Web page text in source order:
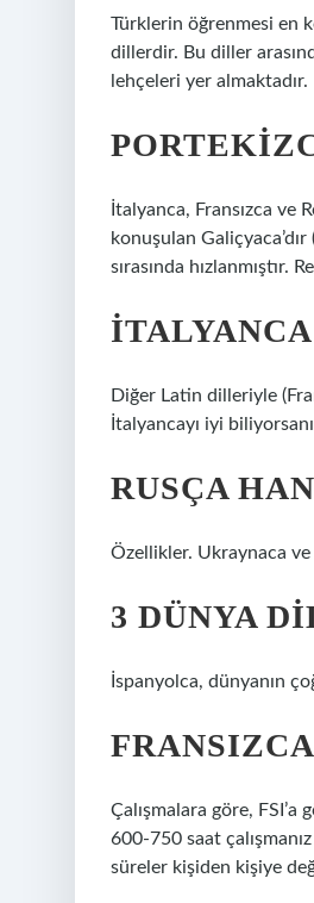
Türklerin öğrenmesi en
dillerdir. Bu diller
lehçeleri yer almaktadır.
İtalyanca, Fransızca ve
konuşulan
sırasında hızlanmıştır.
Diğer Latin dilleriyle
İtalyancayı iyi
RUSÇA
Özellikler. Ukraynaca ve
3 DÜNYA
İspanyolca, dünyanın
Çalışmalara göre,
600-750 saat
süreler kişiden kişiye